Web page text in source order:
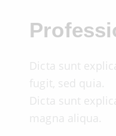
Dicta sunt
fugit, sed quia.
Dicta sunt
magna aliqua.